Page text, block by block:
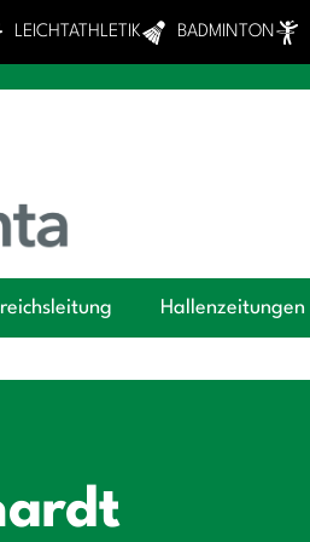
LEICHTATHLETIK BADMINTON
Hallenzeitungen